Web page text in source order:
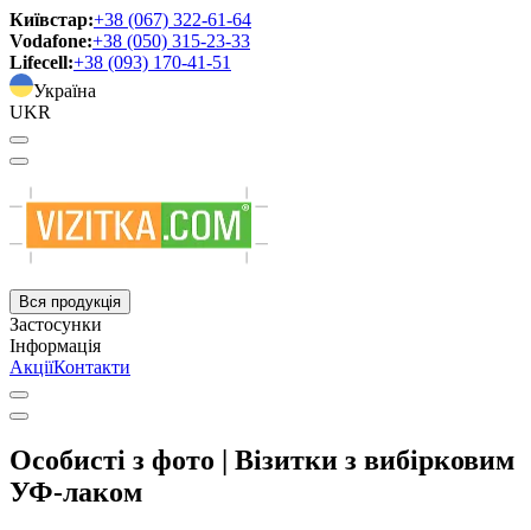
Київстар:+38 (067) 322-61-64
Vodafone:+38 (050) 315-23-33
Lifecell:+38 (093) 170-41-51
Україна
UKR
Вся продукція
Застосунки
Інформація
АкціїКонтакти
Особисті з фото | Візитки з вибірковим
УФ-лаком